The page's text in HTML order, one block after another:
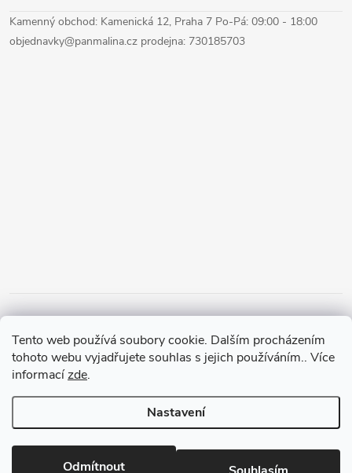
Tento web používá soubory cookie. Dalším procházením
tohoto webu vyjadřujete souhlas s jejich používáním.. Více
informacízde.
Nastavení
Odmítnout
Kamenný obchod: Kamenická 12, Praha 7 Po-Pá: 09:00 - 18:00
objednavky@panmalina.cz prodejna: 730185703
Copyright 2026PanMalina.cz. Všechna práva vyhrazena.Upravit
nastavení cookies